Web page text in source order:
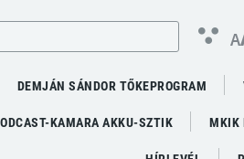
A
DEMJÁN SÁNDOR TŐKEPROGRAM
KAMARA AKKU-SZTIK MKIK